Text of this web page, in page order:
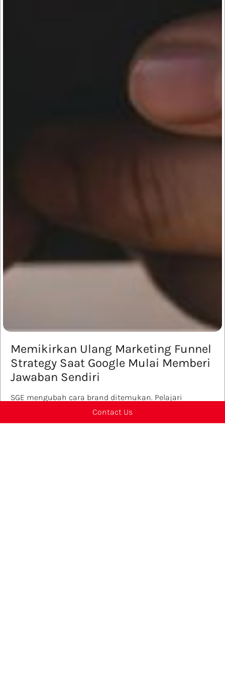
Memikirkan Ulang Marketing Funnel
Strategy Saat Google Mulai Memberi
Jawaban Sendiri
SGE mengubah cara brand ditemukan. Pelajari
bagaimana marketing funnel strategy harus
beradaptasi agar tetap relevan di era...
Contact Us